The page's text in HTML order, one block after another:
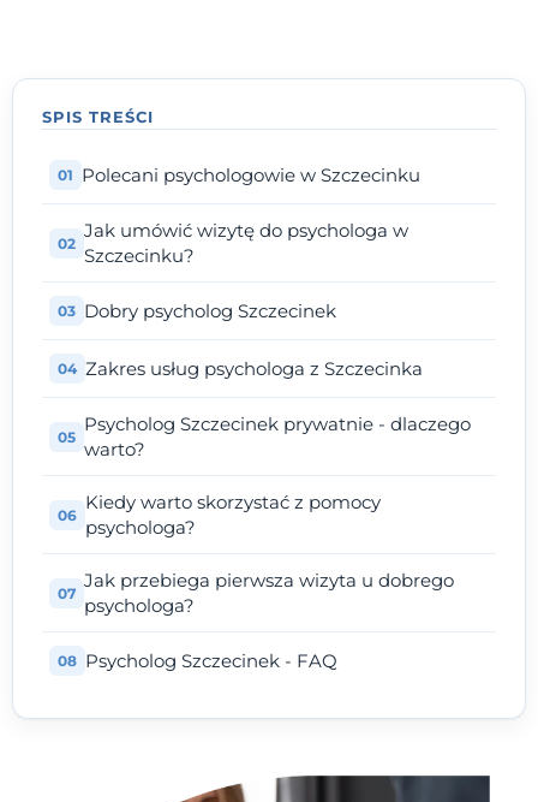
SPIS TREŚCI
Polecani psychologowie w Szczecinku
Jak umówić wizytę do psychologa w
Szczecinku?
Dobry psycholog Szczecinek
Zakres usług psychologa z Szczecinka
Psycholog Szczecinek prywatnie - dlaczego
warto?
Kiedy warto skorzystać z pomocy
psychologa?
Jak przebiega pierwsza wizyta u dobrego
psychologa?
Psycholog Szczecinek - FAQ